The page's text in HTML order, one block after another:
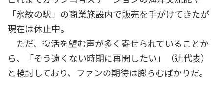
「氷紋の駅」の商業施設内で販売を手がけてきたが
現在は休止中。
ただ、復活を望む声が多く寄せられていることか
ら、「そう遠くない時期に再開したい」（辻代表）
と検討しており、ファンの期待は膨らむばかりだ。